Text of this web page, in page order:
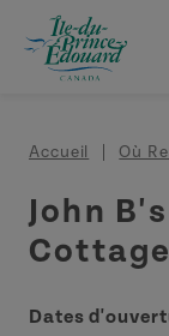
Aller au contenu
Fil
Accueil Où
John
Dates